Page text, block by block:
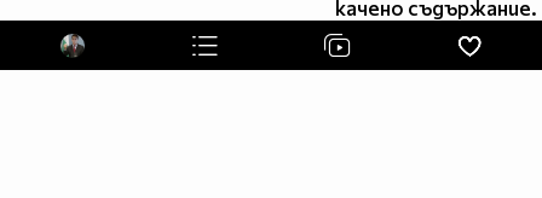
качено съдържание.